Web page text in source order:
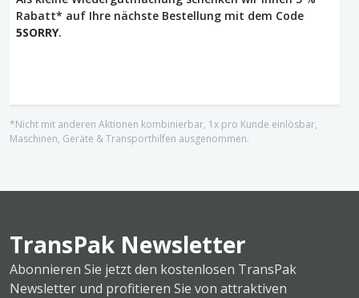
Rabatt* auf Ihre nächste Bestellung mit dem Code
5SORRY.
*Nicht mit anderen Aktionen kombinierbar, 1x pro Kunde einlösbar,
Maschinen, Geräte & Transporthilfen ausgenommen.
TransPak Newsletter
Abonnieren Sie jetzt den kostenlosen TransPak
Newsletter und profitieren Sie von attraktiven